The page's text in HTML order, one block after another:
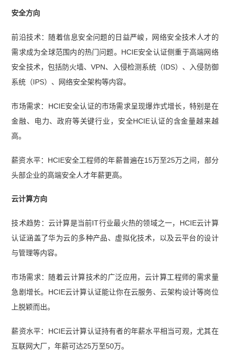
安全方向
前沿技术：随着信息安全问题的日益严峻，网络安全技术人才的
需求成为全球范围内的热门问题。HCIE安全认证侧重于高端网络
安全技术，包括防火墙、VPN、入侵检测系统（IDS）、入侵防御
系统（IPS）、网络安全架构等内容。
市场需求：HCIE安全认证的市场需求呈现爆炸式增长，特别是在
金融、电力、政府等关键行业，安全HCIE认证的含金量越来越
高。
薪资水平：HCIE安全工程师的年薪普遍在15万至25万之间，部分
头部企业的高端安全人才年薪更高。
云计算方向
技术趋势：云计算是当前IT行业最火热的领域之一，HCIE云计算
认证涵盖了华为云的多种产品、虚拟化技术，以及云平台的设计
与管理等内容。
市场需求：随着云计算技术的广泛应用，云计算工程师的需求量
急剧增长。HCIE云计算认证能让你在云服务、云架构设计等岗位
上脱颖而出。
薪资水平：HCIE云计算认证持有者的年薪水平相当可观，尤其在
互联网大厂，年薪可达25万至50万。